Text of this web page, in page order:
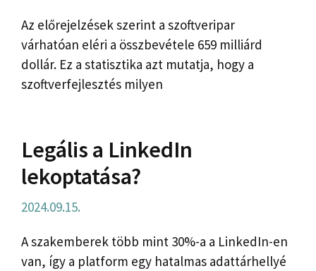
Az előrejelzések szerint a szoftveripar
várhatóan eléri a összbevétele 659 milliárd
dollár. Ez a statisztika azt mutatja, hogy a
szoftverfejlesztés milyen
Legális a LinkedIn
lekoptatása?
2024.09.15.
A szakemberek több mint 30%-a a LinkedIn-en
van, így a platform egy hatalmas adattárhellyé